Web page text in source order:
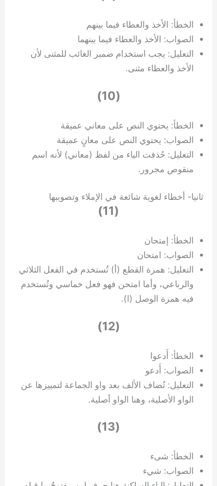
الخطأ: الأخذ والعطاء فيما بينهم
الصواب: الأخذ والعطاء فيما بينهما
التعليل: يجب استخدام ضمير الغائب للمثنى لأن
الأخذ والعطاء مثنى.
(10)
الخطأ: يحتوي النص على معاني عميقة
الصواب: يحتوي النص على معانٍ عميقة
التعليل: حُذفت الياء من لفظ (معاني) لأنه اسم
منقوص مجرور.
ثانيا- أخطاء لغوية شائعة في الإملاء وتصويبها
(11)
الخطأ: إمتحان
الصواب: امتحان
التعليل: همزة القطع (أ) تُستخدم في الفعل الثلاثي
والرباعي، وأما امتحن فهو فعل خماسي وتُستخدم
فيه همزة الوصل (ا).
(12)
الخطأ: أَدعوا
الصواب: أَدعو
التعليل: تُضاف الألف بعد واو الجماعة لتمييزها عن
الواو الأصلية، وهنا الواو أصلية.
(13)
الخطأ: شىء
الصواب: شيء